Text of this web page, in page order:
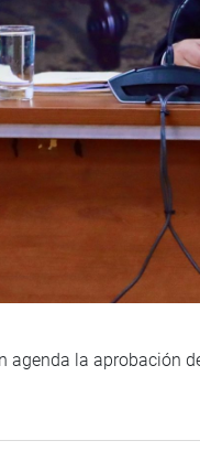
agenda la aprobación